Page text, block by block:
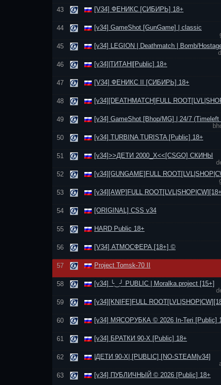
43 [V34] ФЕНИКС [СИБИРЬ] 18+
44
[v34] GameShot [GunGame] | classic
45
[v34] LEGION | Deathmatch | Bomb/
46
[v34]|ТИТАН|[Public] 18+
47 [V34] ФЕНИКС II [СИБИРЬ] 18+
48 [v34][DEATHMATCH]FULL
49
[v34] GameShot [Bhop/MG] | 24/7 (Timeleft
50
[v34] TURBINA TURISTA [Public] 18+
51
[v34]>>ДЕТИ 2000_Х<<[CSGO] СКИНЫ
52
[v34][GUNGAME]FULL
53
[v34][AWP]FULL
54 [ORIGINAL] CSS v34
55 HARD Public 18+
56 [V34] АТМОСФЕРА [18+] ©
57 Project Tomsk-70 II
58
[v34] ╰‿╯ PUBLIC | Moralka.project [15+]
59
[v34][KNIFE]FULL
60 [v34] МЯСОРУБКА © 2026 In-Teri [Public]
61 [v34] БРАТКИ 90-Х [Public] 18+
62
|ДЕТИ 90-Х| [PUBLIC] [NO-STEAM|v34]
63
[v34] ПУБЛИЧНЫЙ © 2026 [Public] 18+